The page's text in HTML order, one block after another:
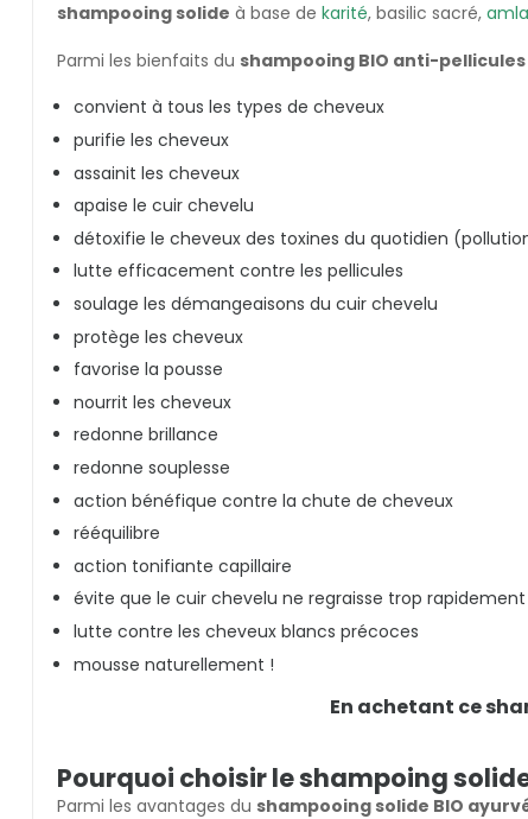
shampooing solide à base de karité, basilic sacré, amla
Parmi les bienfaits du shampooing BIO anti-
convient à tous les types de cheveux
purifie les cheveux
assainit les cheveux
apaise le cuir chevelu
détoxifie le cheveux des toxines du quotidien
lutte efficacement contre les pellicules
soulage les démangeaisons du cuir chevelu
protège les cheveux
favorise la pousse
nourrit les cheveux
redonne brillance
redonne souplesse
action bénéfique contre la chute de cheveux
rééquilibre
action tonifiante capillaire
évite que le cuir chevelu ne regraisse trop rapidement
lutte contre les cheveux blancs précoces
mousse naturellement !
En achetant ce
Pourquoi choisir le shampoing
Parmi les avantages du shampooing solide BIO